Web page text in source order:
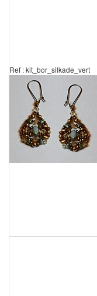
Ref : kit_bor_silkade_vert